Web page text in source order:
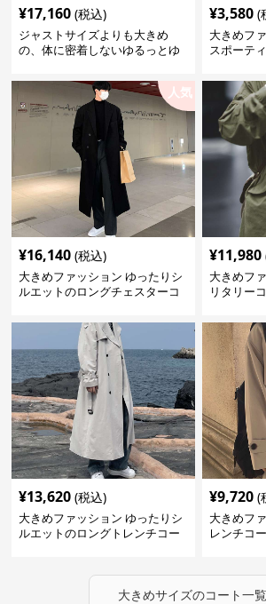
¥17,160 (税込)
ジャストサイズよりも大きめ
の、体に密着しないゆるっとゆ
ゆったりシルエットトレンチコ
ート
¥3,580 (
大きめフ
スポーテ
人気
¥16,140 (税込)
大きめファッション ゆったりシ
ルエットのロングチェスターコ
¥11,980
大きめフ
リタリー
¥13,620 (税込)
大きめファッション ゆったりシ
ルエットのロングトレンチコー
¥9,720 (
大きめフ
レンチコ
大きめサイズのコート一